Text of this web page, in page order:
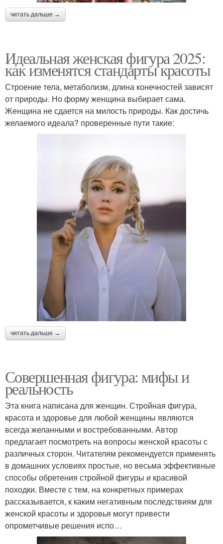
читать дальше →
Идеальная женская фигура 2025:
как изменятся стандарты красоты
Строение тела, метаболизм, длина конечностей зависят
от природы. Но форму женщина выбирает сама.
Женщина не сдается на милость природы. Как достичь
желаемого идеала? проверенные пути такие:
читать дальше →
Совершенная фигура: мифы и
реальность
Эта книга написана для женщин. Стройная фигура,
красота и здоровье для любой женщины являются
всегда желанными и востребованными. Автор
предлагает посмотреть на вопросы женской красоты с
различных сторон. Читателям рекомендуется применять
в домашних условиях простые, но весьма эффективные
способы обретения стройной фигуры и красивой
походки. Вместе с тем, на конкретных примерах
рассказывается, к каким негативным последствиям для
женской красоты и здоровья могут привести
опрометчивые решения испо…